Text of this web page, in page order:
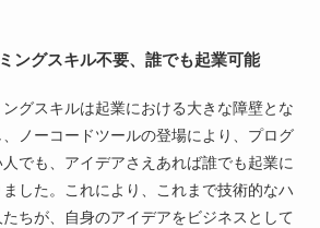
ングスキル不要、誰でも起業可能
グスキルは起業における大きな障壁とな
ノーコードツールの登場により、プログ
でも、アイデアさえあれば誰でも起業に
した。これにより、これまで技術的なハ
ちが、自身のアイデアをビジネスとして